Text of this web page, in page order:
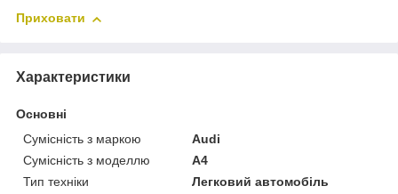
Приховати
Характеристики
Основні
Сумісність з маркою
Audi
Сумісність з моделлю
A4
Тип техніки
Легковий автомобіль